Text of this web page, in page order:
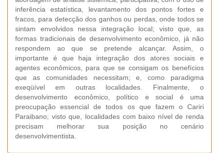
inferência estatística, levantamento dos pontos fortes e
fracos, para detecção dos ganhos ou perdas, onde todos se
sintam envolvidos nessa integração local; visto que, as
formas tradicionais de desenvolvimento econômico, já não
respondem ao que se pretende alcançar. Assim, o
importante é que haja integração dos atores sociais e
agentes econômicos, para que se consigam os benefícios
que as comunidades necessitam; e, como paradigma
exeqüível em outras localidades. Finalmente, o
desenvolvimento econômico, político e social é uma
preocupação essencial de todos os que fazem o Cariri
Paraibano; visto que, localidades com baixo nível de renda
precisam melhorar sua posição no cenário
desenvolvimentista.